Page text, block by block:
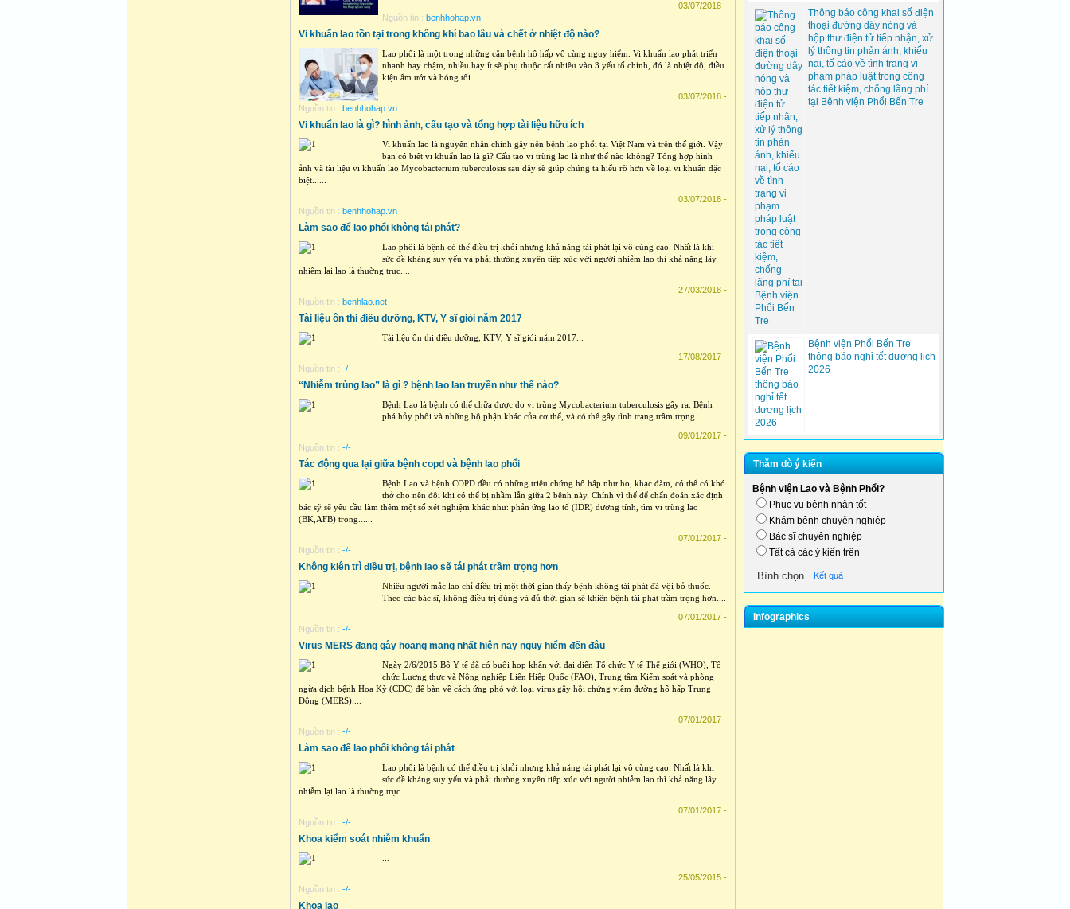
03/07/2018 -
Nguồn tin : benhhohap.vn
Vi khuẩn lao tồn tại trong không khí bao lâu và chết ở nhiệt độ nào?
Lao phổi là một trong những căn bệnh hô hấp vô cùng nguy hiểm. Vi khuẩn lao phát triển
nhanh hay chậm, nhiều hay ít sẽ phụ thuộc rất nhiều vào 3 yếu tố chính, đó là nhiệt độ, điều
kiện ẩm ướt và bóng tối....
03/07/2018 -
Nguồn tin : benhhohap.vn
Vi khuẩn lao là gì? hình ảnh, cấu tạo và tổng hợp tài liệu hữu ích
Vi khuẩn lao là nguyên nhân chính gây nên bệnh lao phổi tại Việt Nam và trên thế giới. Vậy
bạn có biết vi khuẩn lao là gì? Cấu tạo vi trùng lao là như thế nào không? Tổng hợp hình
ảnh và tài liệu vi khuẩn lao Mycobacterium tuberculosis sau đây sẽ giúp chúng ta hiểu rõ hơn về loại vi khuẩn đặc
biệt......
03/07/2018 -
Nguồn tin : benhhohap.vn
Làm sao để lao phổi không tái phát?
Lao phổi là bệnh có thể điều trị khỏi nhưng khả năng tái phát lại vô cùng cao. Nhất là khi
sức đề kháng suy yếu và phải thường xuyên tiếp xúc với người nhiễm lao thì khả năng lây
nhiễm lại lao là thường trực....
27/03/2018 -
Nguồn tin : benhlao.net
Tài liệu ôn thi điều dưỡng, KTV, Y sĩ giỏi năm 2017
Tài liệu ôn thi điều dưỡng, KTV, Y sĩ giỏi năm 2017...
17/08/2017 -
Nguồn tin : -/-
“Nhiễm trùng lao” là gì ? bệnh lao lan truyền như thế nào?
Bệnh Lao là bệnh có thể chữa được do vi trùng Mycobacterium tuberculosis gây ra. Bệnh
phá hủy phổi và những bộ phận khác của cơ thể, và có thể gây tình trạng trầm trọng....
09/01/2017 -
Nguồn tin : -/-
Tác động qua lại giữa bệnh copd và bệnh lao phổi
Bệnh Lao và bệnh COPD đều có những triệu chứng hô hấp như ho, khạc đàm, có thể có khó
thở cho nên đôi khi có thể bị nhầm lẫn giữa 2 bệnh này. Chính vì thế để chẩn đoán xác định
bác sỹ sẽ yêu cầu làm thêm một số xét nghiệm khác như: phản ứng lao tố (IDR) dương tính, tìm vi trùng lao
(BK,AFB) trong......
07/01/2017 -
Nguồn tin : -/-
Không kiên trì điều trị, bệnh lao sẽ tái phát trầm trọng hơn
Nhiều người mắc lao chỉ điều trị một thời gian thấy bệnh không tái phát đã vội bỏ thuốc.
Theo các bác sĩ, không điều trị đúng và đủ thời gian sẽ khiến bệnh tái phát trầm trọng hơn....
07/01/2017 -
Nguồn tin : -/-
Virus MERS đang gây hoang mang nhất hiện nay nguy hiểm đến đâu
Ngày 2/6/2015 Bộ Y tế đã có buổi họp khẩn với đại diện Tổ chức Y tế Thế giới (WHO), Tổ
chức Lương thực và Nông nghiệp Liên Hiệp Quốc (FAO), Trung tâm Kiểm soát và phòng
ngừa dịch bệnh Hoa Kỳ (CDC) để bàn về cách ứng phó với loại virus gây hội chứng viêm đường hô hấp Trung
Đông (MERS)....
07/01/2017 -
Nguồn tin : -/-
Làm sao để lao phổi không tái phát
Lao phổi là bệnh có thể điều trị khỏi nhưng khả năng tái phát lại vô cùng cao. Nhất là khi
sức đề kháng suy yếu và phải thường xuyên tiếp xúc với người nhiễm lao thì khả năng lây
nhiễm lại lao là thường trực....
07/01/2017 -
Nguồn tin : -/-
Khoa kiểm soát nhiễm khuẩn
25/05/2015 -
Nguồn tin : -/-
Khoa lao
Thông báo công khai số điện
thoại đường dây nóng và
hộp thư điện tử tiếp nhận, xử
lý thông tin phản ánh, khiếu
nại, tố cáo về tình trạng vi
phạm pháp luật trong công
tác tiết kiệm, chống lãng phí
tại Bệnh viện Phổi Bến Tre
Bệnh viện Phổi Bến Tre
thông báo nghỉ tết dương lịch
2026
Thăm dò ý kiến
Bệnh viện Lao và Bệnh Phổi?
Phục vụ bệnh nhân tốt
Khám bệnh chuyên nghiệp
Bác sĩ chuyên nghiệp
Tất cả các ý kiến trên
Kết quả
Infographics